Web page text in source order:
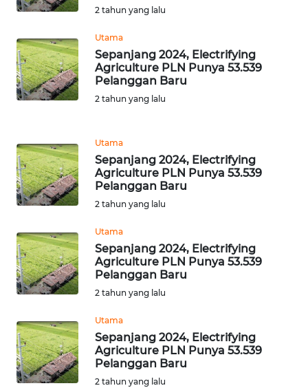
2 tahun yang lalu
Utama
Sepanjang 2024, Electrifying
Agriculture PLN Punya 53.539
Pelanggan Baru
2 tahun yang lalu
Utama
Sepanjang 2024, Electrifying
Agriculture PLN Punya 53.539
Pelanggan Baru
2 tahun yang lalu
Utama
Sepanjang 2024, Electrifying
Agriculture PLN Punya 53.539
Pelanggan Baru
2 tahun yang lalu
Utama
Sepanjang 2024, Electrifying
Agriculture PLN Punya 53.539
Pelanggan Baru
2 tahun yang lalu
WN
WN
DAIRI
WN
NIAS
LANGKAT
WN
TAPANULI
WN
TANJUNG
LESUNG